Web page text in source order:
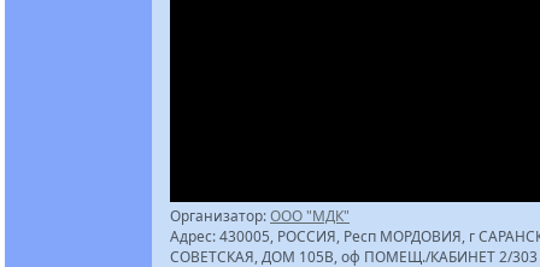
Организатор:ООО "МДК"
Адрес: 430005, РОССИЯ, Респ МОРДОВИЯ, г
СОВЕТСКАЯ, ДОМ 105В, оф ПОМЕЩ./КАБИНЕТ 2/303